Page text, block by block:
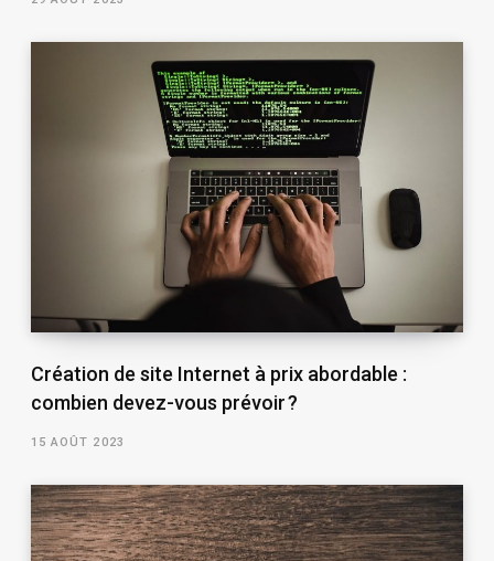
Création de site Internet à prix abordable :
combien devez-vous prévoir ?
15 AOÛT 2023